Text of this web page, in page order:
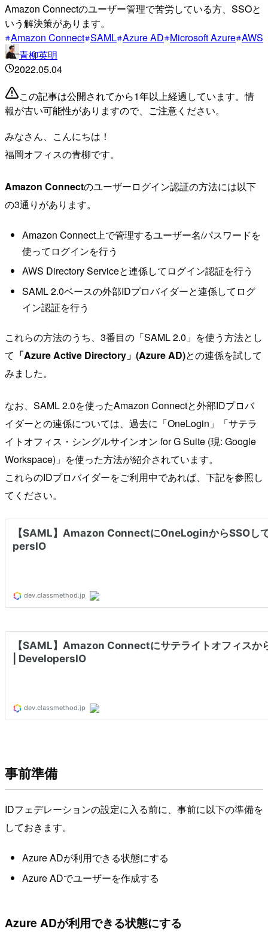
Amazon Connectのユーザー管理で苦労している方、SSOと
いう解決策があります。
Amazon Connect SAML Azure AD Microsoft Azure AWS
青柳英明
2022.05.04
この記事は公開されてから1年以上経過しています。情
報が古い可能性がありますので、ご注意ください。
みなさん、こんにちは！
福岡オフィスの青柳です。
Amazon Connectのユーザーログイン認証の方法には以下
の3通りがあります。
Amazon Connect上で管理するユーザー名/パスワードを
使ってログインを行う
AWS Directory Serviceと連係してログイン認証を行う
SAML 2.0ベースの外部IDプロバイダーと連係してログ
イン認証を行う
これらの方法のうち、3番目の「SAML 2.0」を使う方法とし
て 「Azure Active Directory」(Azure AD)との連係を試して
みました。
なお、SAML 2.0を使ったAmazon Connectと外部IDプロバ
イダーとの連係については、過去に「OneLogin」「サテラ
イトオフィス・シングルサインオン for G Suite (現: Google
Workspace)」を使った方法が紹介されています。
これらのIDプロバイダーをご利用中であれば、下記を参照し
てください。
事前準備
IDフェデレーションの設定に入る前に、事前に以下の準備を
しておきます。
Azure ADが利用できる状態にする
Azure ADでユーザーを作成する
Azure ADが利用できる状態にする